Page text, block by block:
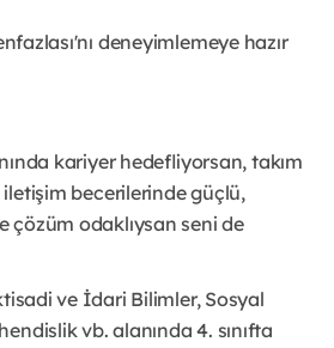
deneyimlemeye hazır
kariyer hedefliyorsan, takım
iletişim becerilerinde güçlü,
çözüm odaklıysan seni de
ve İdari Bilimler, Sosyal
vb. alanında 4. sınıfta